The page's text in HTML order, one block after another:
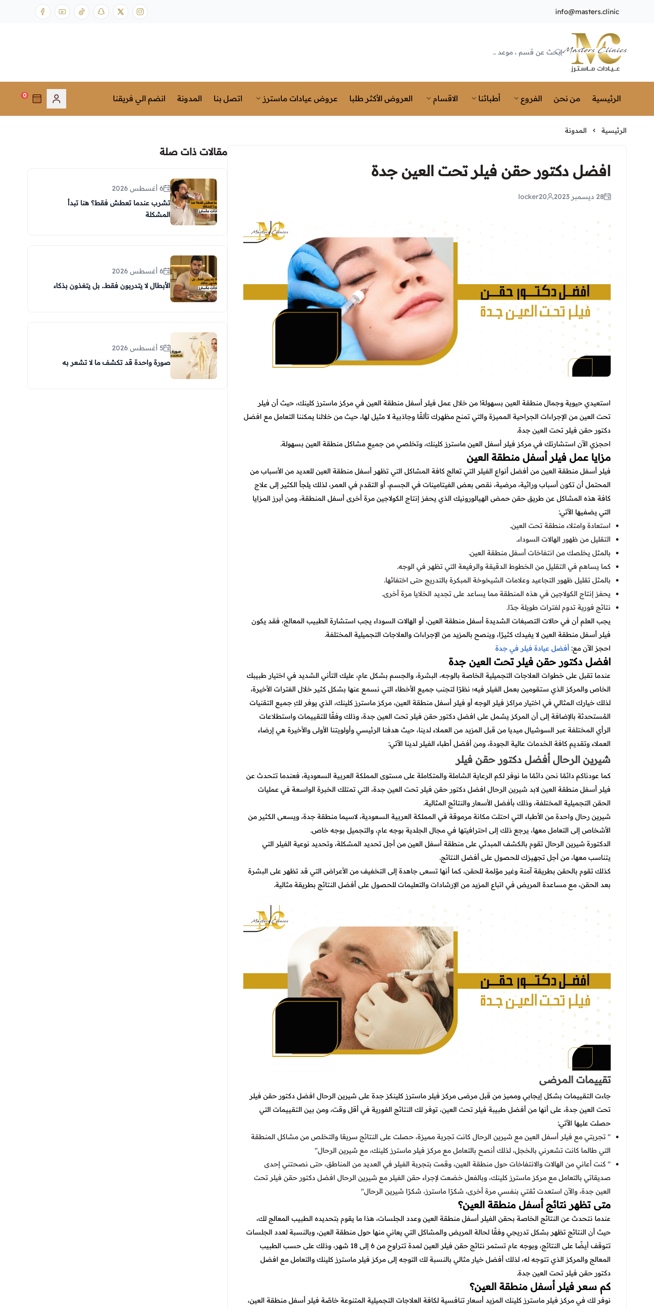
info@masters.clinic
Masters Clinics
الرئيسية من نحن الفروع أطبائنا الاقسام العروض الأكثر طلبا عروض عيادات ماسترز اتصل بنا المدونة انضم الي فريقنا 0
الرئيسية المدونة
افضل دكتور حقن فيلر تحت العين جدة
28 ديسمبر 2023 locker20
استعيدي حيوية وجمال منطقة العين بسهولة! من خلال عمل فيلر أسفل منطقة العين في مركز ماسترز كلينك، حيث أن فيلر
تحت العين من الإجراءات الجراحية المميزة والتي تمنح مظهرك تألقًا وجاذبية لا مثيل لها، حيث من خلالنا يمكننا التعامل مع افضل
دكتور حقن فيلر تحت العين جدة.
احجزي الآن استشارتك في مركز فيلر أسفل العين ماسترز كلينك، وتخلصي من جميع مشاكل منطقة العين بسهولة.
مزايا عمل فيلر أسفل منطقة العين
فيلر أسفل منطقة العين من أفضل أنواع الفيلر التي تعالج كافة المشاكل التي تظهر أسفل منطقة العين للعديد من الأسباب من
المحتمل أن تكون أسباب وراثية، مرضية، نقص بعض الفيتامينات في الجسم، أو التقدم في العمر، لذلك يلجأ الكثير إلى علاج
كافة هذه المشاكل عن طريق حقن حمض الهيالورونيك الذي يحفز إنتاج الكولاجين مرة أخرى أسفل المنطقة، ومن أبرز المزايا
التي يضفيها الآتي:
استعادة وامتلاء منطقة تحت العين.
التقليل من ظهور الهالات السوداء.
بالمثل يخلصك من انتفاخات أسفل منطقة العين.
كما يساهم في التقليل من الخطوط الدقيقة والرفيعة التي تظهر في الوجه.
بالمثل تقليل ظهور التجاعيد وعلامات الشيخوخة المبكرة بالتدريج حتى اختفائها.
يحفز إنتاج الكولاجين في هذه المنطقة مما يساعد على تجديد الخلايا مرة أخرى.
نتائج فورية تدوم لفترات طويلة جدًا.
يجب العلم أن في حالات التصبغات الشديدة أسفل منطقة العين، أو الهالات السوداء يجب استشارة الطبيب المعالج، فقد يكون
فيلر أسفل منطقة العين لا يفيدك كثيرًا، وينصح بالمزيد من الإجراءات والعلاجات التجميلية المختلفة.
احجز الآن مع: أفضل عيادة فيلر في جدة
افضل دكتور حقن فيلر تحت العين جدة
عندما تقبل على خطوات العلاجات التجميلية الخاصة بالوجه، البشرة، والجسم بشكل عام، عليك التأني الشديد في اختيار طبيبك
الخاص والمركز الذي ستقومين بعمل الفيلر فيه؛ نظرًا لتجنب جميع الأخطاء التي نسمع عنها بشكل كثير خلال الفترات الأخيرة،
لذلك خيارك المثالي في اختيار مراكز فيلر الوجه أو فيلر أسفل منطقة العين، مركز ماسترز كلينك، الذي يوفر لكِ جميع التقنيات
المُستحدثة بالإضافة إلى أن المركز يشمل على افضل دكتور حقن فيلر تحت العين جدة، وذلك وفقًا للتقييمات واستطلاعات
الرأي المختلفة عبر السوشيال ميديا من قبل المزيد من العملاء لدينا، حيث هدفنا الرئيسي وأولويتنا الأولى والأخيرة هي إرضاء
العملاء وتقديم كافة الخدمات عالية الجودة، ومن أفضل أطباء الفيلر لدينا الآتي:
شيرين الرحال أفضل دكتور حقن فيلر
كما عودناكم دائمًا نحن دائمًا ما نوفر لكم الرعاية الشاملة والمتكاملة على مستوى المملكة العربية السعودية، فعندما تتحدث عن
فيلر أسفل منطقة العين لابد شيرين الرحال افضل دكتور حقن فيلر تحت العين جدة، التي تمتلك الخبرة الواسعة في عمليات
الحقن التجميلية المختلفة، وذلك بأفضل الأسعار والنتائج المثالية.
شيرين رحال واحدة من الأطباء التي احتلت مكانة مرموقة في المملكة العربية السعودية، لاسيما منطقة جدة، ويسعى الكثير من
الأشخاص إلى التعامل معها، يرجع ذلك إلى احترافيتها في مجال الجلدية بوجه عام، والتجميل بوجه خاص.
الدكتورة شيرين الرحال تقوم بالكشف المبدئي على منطقة أسفل العين من أجل تحديد المشكلة، وتحديد نوعية الفيلر التي
يتناسب معها، من أجل تجهيزك للحصول على أفضل النتائج.
كذلك تقوم بالحقن بطريقة آمنة وغير مؤلمة للحقن، كما أنها تسعى جاهدة إلى التخفيف من الأعراض التي قد تظهر على البشرة
بعد الحقن، مع مساعدة المريض في اتباع المزيد من الإرشادات والتعليمات للحصول على أفضل النتائج بطريقة مثالية.
تقييمات المرضى
جاءت التقييمات بشكل إيجابي ومميز من قبل مرضى مركز فيلر ماسترز كلينكز جدة على شيرين الرحال افضل دكتور حقن فيلر
تحت العين جدة، على أنها من أفضل طبيبة فيلر تحت العين، توفر لك النتائج الفورية في أقل وقت، ومن بين التقييمات التي
حصلت عليها الآتي:
" تجربتي مع فيلر أسفل العين مع شيرين الرحال كانت تجربة مميزة، حصلت على النتائج سريعًا والتخلص من مشاكل المنطقة
التي طالما كانت تشعرني بالخجل، لذلك أنصح بالتعامل مع مركز فيلر ماسترز كلينك، مع شيرين الرحال"
" كنت أعاني من الهالات والانتفاخات حول منطقة العين، وقمت بتجربة الفيلر في العديد من المناطق، حتى نصحتني إحدى
صديقاتي بالتعامل مع مركز ماسترز كلينك، وبالفعل خضعت لإجراء حقن الفيلر مع شيرين الرحال افضل دكتور حقن فيلر تحت
العين جدة، والآن استعدت ثقتي بنفسي مرة أخرى، شكرًا ماسترز، شكرًا شيرين الرحال"
متى تظهر نتائج أسفل منطقة العين؟
عندما نتحدث عن النتائج الخاصة بحقن الفيلر أسفل منطقة العين وعدد الجلسات، هذا ما يقوم بتحديده الطبيب المعالج لك،
حيث أن النتائج تظهر بشكل تدريجي وفقًا لحالة المريض والمشاكل التي يعاني منها حول منطقة العين، وبالنسبة لعدد الجلسات
تتوقف أيضًا على النتائج، وبوجه عام تستمر نتائج حقن فيلر العين لمدة تتراوح من 6 إلى 18 شهر، وذلك على حسب الطبيب
المعالج والمركز الذي تتوجه له، لذلك أفضل خيار مثالي بالنسبة لك التوجه إلى مركز فيلر ماسترز كلينك والتعامل مع افضل
دكتور حقن فيلر تحت العين جدة.
كم سعر فيلر أسفل منطقة العين؟
نوفر لك في مركز فيلر ماسترز كلينك المزيد أسعار تنافسية لكافة العلاجات التجميلية المتنوعة خاصًة فيلر أسفل منطقة العين،
مقالات ذات صلة
6 أغسطس 2026
تشرب عندما تعطش فقط؟ هنا تبدأ
المشكلة
6 أغسطس 2026
الأبطال لا يتدربون فقط.. بل يتغذون بذكاء
5 أغسطس 2026
صورة واحدة قد تكشف ما لا تشعر به